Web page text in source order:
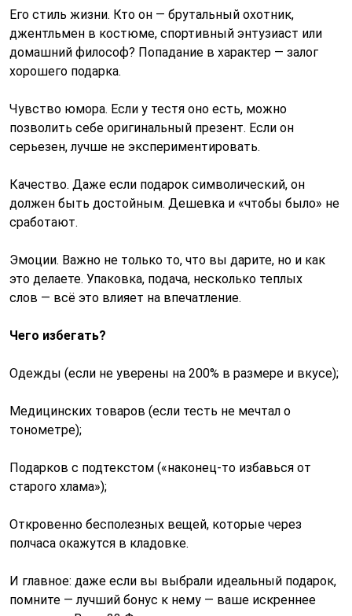
Его стиль жизни. Кто он — брутальный охотник,
джентльмен в костюме, спортивный энтузиаст или
домашний философ? Попадание в характер — залог
хорошего подарка.
Чувство юмора. Если у тестя оно есть, можно
позволить себе оригинальный презент. Если он
серьезен, лучше не экспериментировать.
Качество. Даже если подарок символический, он
должен быть достойным. Дешевка и «чтобы было» не
сработают.
Эмоции. Важно не только то, что вы дарите, но и как
это делаете. Упаковка, подача, несколько теплых
слов — всё это влияет на впечатление.
Чего избегать?
Одежды (если не уверены на 200% в размере и вкусе);
Медицинских товаров (если тесть не мечтал о
тонометре);
Подарков с подтекстом («наконец-то избавься от
старого хлама»);
Откровенно бесполезных вещей, которые через
полчаса окажутся в кладовке.
И главное: даже если вы выбрали идеальный подарок,
помните — лучший бонус к нему — ваше искреннее